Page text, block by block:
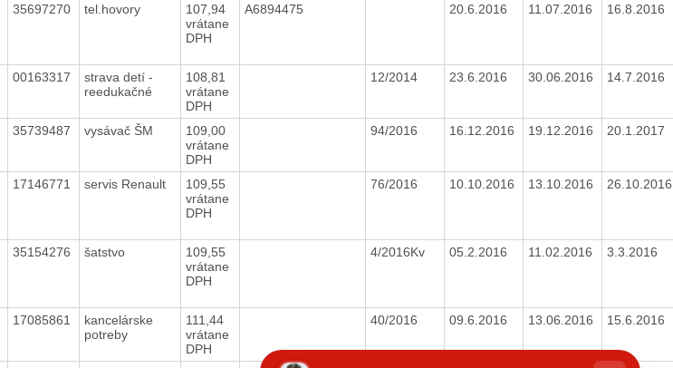
35697270 tel.hovory
107,94
vrátane
DPH
A6894475 20.6.2016 11.07.2016 16.8.2016
00163317
strava detí -
reedukačné
108,81
vrátane
DPH
12/2014 23.6.2016 30.06.2016 14.7.2016
35739487 vysávač ŠM
109,00
vrátane
DPH
94/2016 16.12.2016 19.12.2016 20.1.2017
17146771 servis Renault
109,55
vrátane
DPH
76/2016 10.10.2016 13.10.2016
35154276 šatstvo
109,55
vrátane
DPH
4/2016Kv 05.2.2016 11.02.2016 3.3.2016
17085861
kancelárske
potreby
111,44
vrátane
DPH
40/2016 09.6.2016 13.06.2016 15.6.2016
Chatbot